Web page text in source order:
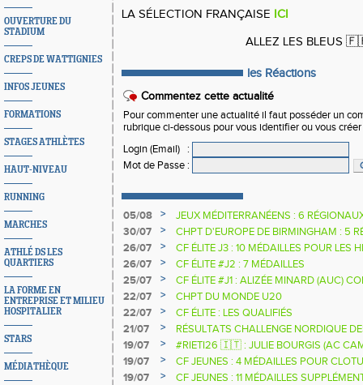
OUVERTURE DU
STADIUM
CREPS DE WATTIGNIES
INFOS JEUNES
FORMATIONS
STAGES ATHLÈTES
HAUT-NIVEAU
RUNNING
MARCHES
ATHLÉ DS LES
QUARTIERS
LA FORME EN
ENTREPRISE ET MILIEU
HOSPITALIER
STARS
MÉDIATHÈQUE
LA SÉLECTION FRANÇAISE ICI
ALLEZ LES BLEUS
les Réactions
Commentez cette actualité
Pour commenter une actualité il faut posséder un
rubrique ci-dessous pour vous identifier ou vous
Login (Email)
:
Mot de Passe :
05/08 >
JEUX MÉDITERRANÉENS : 6
30/07
>
CHPT D'EUROPE DE BIRMINGHAM : 5
26/07
>
CF ÉLITE J3 : 10 MÉDAILLES POUR LES
26/07
>
CF ÉLITE #J2 : 7 MÉDAILLES
25/07
>
CF ÉLITE #J1 : ALIZÉE MINARD (AUC)
NATIONALE
22/07 >
CHPT DU MONDE U20
22/07
>
CF ÉLITE : LES QUALIFIÉS
21/07
>
RÉSULTATS CHALLENGE NORDIQUE
2025 2026
19/07 >
#RIETI26 🇮🇹 : JULIE BOURGIS (AC
D'EUROPE U18 DE LA PERCHE
19/07 >
CF JEUNES : 4 MÉDAILLES POUR
19/07
>
CF JEUNES : 11 MÉDAILLES